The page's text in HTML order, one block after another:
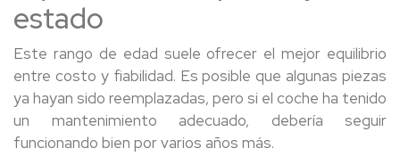
estado
Este rango de edad suele ofrecer el mejor equilibrio
entre costo y fiabilidad. Es posible que algunas piezas
ya hayan sido reemplazadas, pero si el coche ha tenido
un mantenimiento adecuado, debería seguir
funcionando bien por varios años más.